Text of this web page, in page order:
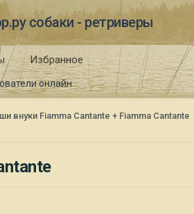
собаки - ретриверы
онлайн
Избранное
внуки Fiamma Cantante + Fiamma Cantante